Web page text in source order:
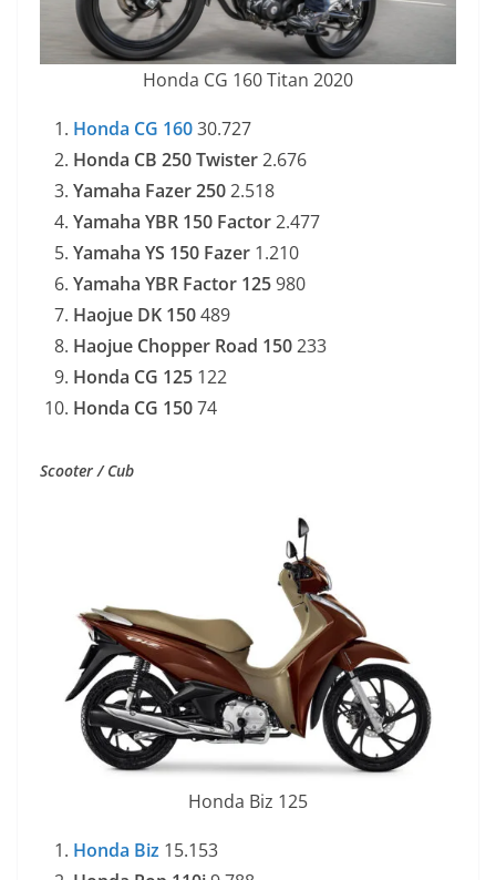
Honda CG 160 Titan 2020
Honda CG 16030.727
Honda CB 250 Twister2.676
Yamaha Fazer 2502.518
Yamaha YBR 150 Factor2.477
Yamaha YS 150 Fazer 1.210
Yamaha YBR Factor 125980
Haojue DK 150489
Haojue Chopper Road 150233
Honda CG 125 122
Honda CG 15074
Scooter / Cub
Honda Biz 125
Honda Biz 15.153